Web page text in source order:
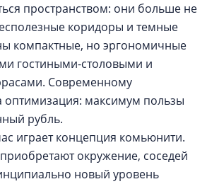
пространством: они больше не
коридоры и темные
компактные, но эргономичные
гостиными-столовыми и
Современному
оптимизация: максимум пользы
рубль.
играет концепция комьюнити.
окружение, соседей
новый уровень